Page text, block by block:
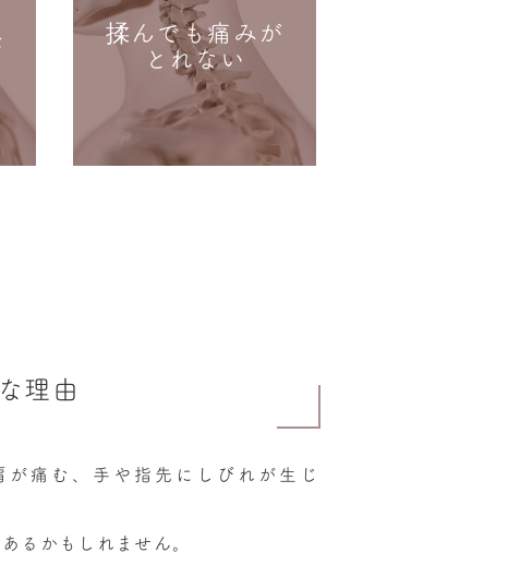
揉んでも痛みが
とれない
理由
痛む、手や指先にしびれが生じ
るかもしれません。